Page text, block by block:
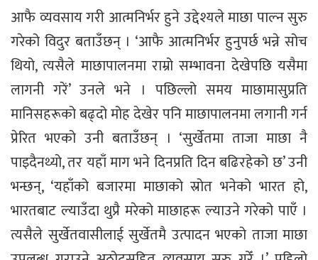
आफै व्यवसाय गरी आत्मनिर्भर हुने उद्देश्यले माछा पाल्न सुरु
गरेको विदुर बताउँछन् । ‘आफै आत्मनिर्भर हुनुपर्छ भन्ने सोच
थियो, त्यसैले माछापालनमा राम्रो सम्भावना देखेपछि यसैमा
लागनी गरें’ उनले भने । पछिल्लो समय माछामासुप्रति
मानिसहरूको बढ्दो मोह देखेर पनि माछापालनमा लगानी गर्न
प्रेरित भएको उनी बताउँछन् । ‘सुर्खेतमा ताजा माछा नै
पाइदैनथ्यो, तर यहाँ माग भने दिनप्रति दिन बढिरहेको छ’ उनी
भन्छन्, ‘यहाँको बजारमा माछाको स्रोत भनेको भारत हो,
भारतबाट ल्याउँदा थुप्रै मरेको माछाहरू ल्याउने गरेको पाएँ ।
त्यसैले सुर्खेतवासीलाई सुर्खेतमै उत्पादन भएको ताजा माछा